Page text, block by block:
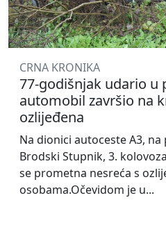
CRNA KRONIKA
77-godišnjak udario u
automobil završio na
ozlijeđena
Na dionici autoceste A3,
Brodski Stupnik, 3.
se prometna nesreća s
osobama.Očevidom je u...